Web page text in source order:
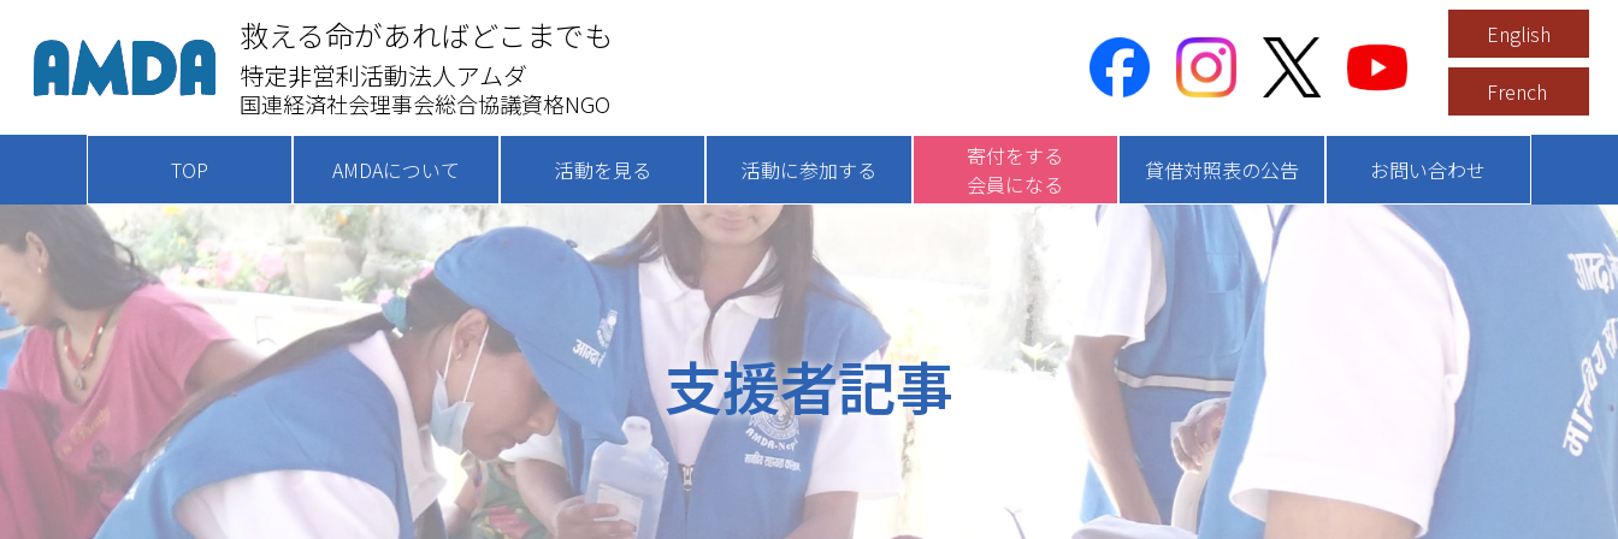
救える命があればどこまでも
特定非営利活動法人アムダ
国連経済社会理事会総合協議資格NGO
English
French
TOP AMDAについて 活動を見る 活動に参加する
寄付をする
会員になる
貸借対照表の公告 お問い合わせ
支援者記事